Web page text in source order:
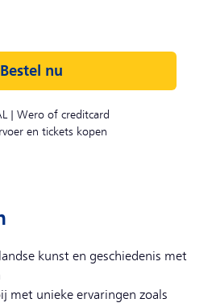
Bestel nu
| Wero of creditcard
en tickets kopen
kunst en geschiedenis met
met unieke ervaringen zoals